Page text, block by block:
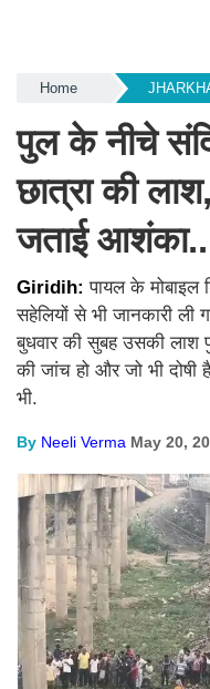
Home
पुल के नीचे
छात्रा की
जताई
Giridih:पायल के मोबाइल
सहेलियों से भी जानकारी
बुधवार की सुबह उसकी लाश
की जांच हो और जो भी
भी.
By Neeli Verma May 20,